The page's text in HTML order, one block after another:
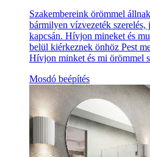
Szakembereink örömmel
bármilyen vízvezeték szerelés,
kapcsán. Hívjon mineket és
belül kiérkeznek önhöz Pest
Hívjon minket és mi örömmel
Mosdó beépítés